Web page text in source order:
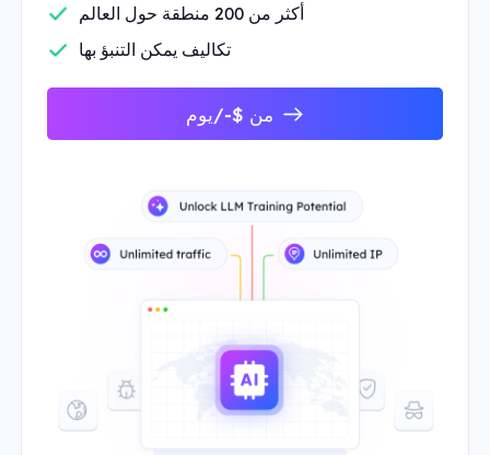
أكثر من 200 منطقة حول العالم
تكاليف يمكن التنبؤ بها
من $-/يوم